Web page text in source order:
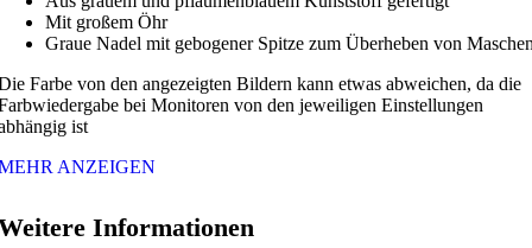
Mit großem Öhr
Graue Nadel mit gebogener Spitze zum Überheben von
Farbe von den angezeigten Bildern kann etwas abweichen, da die
bei Monitoren von den jeweiligen Einstellungen
ist
ANZEIGEN
Informationen